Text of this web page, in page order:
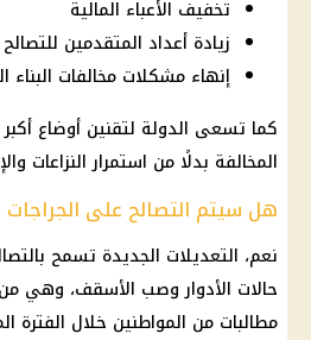
تخفيف الأعباء المالية
زيادة أعداد المتقدمين للتصالح
إنهاء مشكلات مخالفات البناء
كما تسعى الدولة لتقنين أوضاع
المخالفة بدلًا من استمرار النزاعات
هل سيتم التصالح على الجراجات
نعم، التعديلات الجديدة تسمح
حالات الأدوار وصب الأسقف، وهي من
مطالبات من المواطنين خلال الفترة